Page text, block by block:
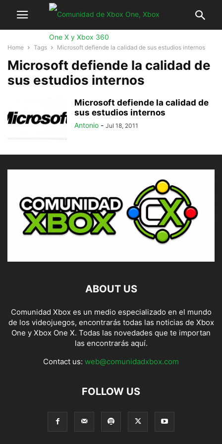
Home Tags Microsoft defiende la calidad de sus estudios internos
Microsoft defiende la calidad de
sus estudios internos
Microsoft defiende la calidad de
sus estudios internos
Antonio - Jul 18, 2011
ABOUT US
Comunidad Xbox es un medio especializado en el mundo
de los videojuegos, encontrarás todas las noticias de Xbox
One y Xbox One X. Todas las novedades que te importan
las encontrarás aquí.
Contact us: web@comunidadxbox.com
FOLLOW US